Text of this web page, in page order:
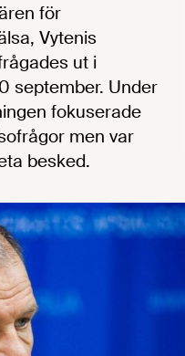
för
Vytenis
ut i
september. Under
fokuserade
men var
besked.